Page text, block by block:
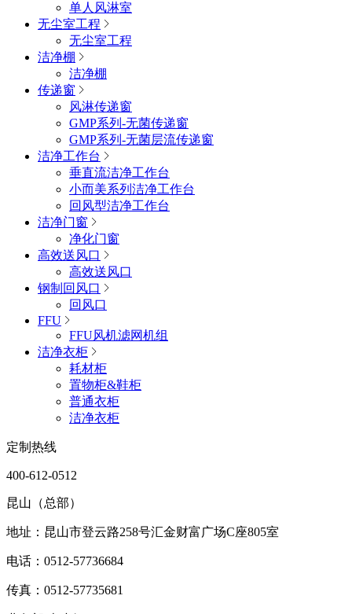
单人风淋室
无尘室工程
无尘室工程
洁净棚
洁净棚
传递窗
风淋传递窗
GMP系列-无菌传递窗
GMP系列-无菌层流传递窗
洁净工作台
垂直流洁净工作台
小而美系列洁净工作台
回风型洁净工作台
洁净门窗
净化门窗
高效送风口
高效送风口
钢制回风口
回风口
FFU
FFU风机滤网机组
洁净衣柜
耗材柜
置物柜&鞋柜
普通衣柜
洁净衣柜
定制热线
400-612-0512
昆山（总部）
地址：昆山市登云路258号汇金财富广场C座805室
电话：0512-57736684
传真：0512-57735681